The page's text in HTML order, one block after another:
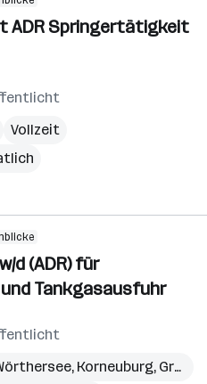
ADR Springertätigkeit
Vollzeit
d (ADR) für
Tankgasausfuhr
, Korneuburg, Graz